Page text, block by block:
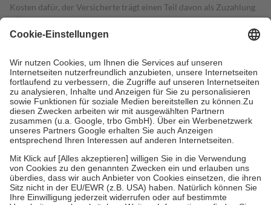
Kosten dafür, der Versicherte trägt einen Teil davon als Zuzahlung
mit.
Grundsätzlich leisten Mitglieder Zuzahlungen in Höhe von zehn
höchstens zehn Euro.
Es sind jedoch nie mehr als die tatsächlichen
Kosten der Leistung zu entrichten.
Diese Regeln gelten grundsätzlich auch für Online-Apotheken.
Bei Heilmitteln und häuslicher Krankenpflege beträgt die
Zuzahlung zehn Prozent der Kosten sowie zehn Euro je
Verordnung.
Um das Engagement der Versicherten für ihre eigene Gesundheit zu
stärken und die besondere Stellung der Familie zu unterstützen,
fallenkeine Zuzahlungenan bei:
• Kindern und Jugendlichen bis zum vollendeten 18. Lebensjahr
mit Ausnahme der Fahrkosten
• Untersuchungen zur Vorsorge und Früherkennung, die von der